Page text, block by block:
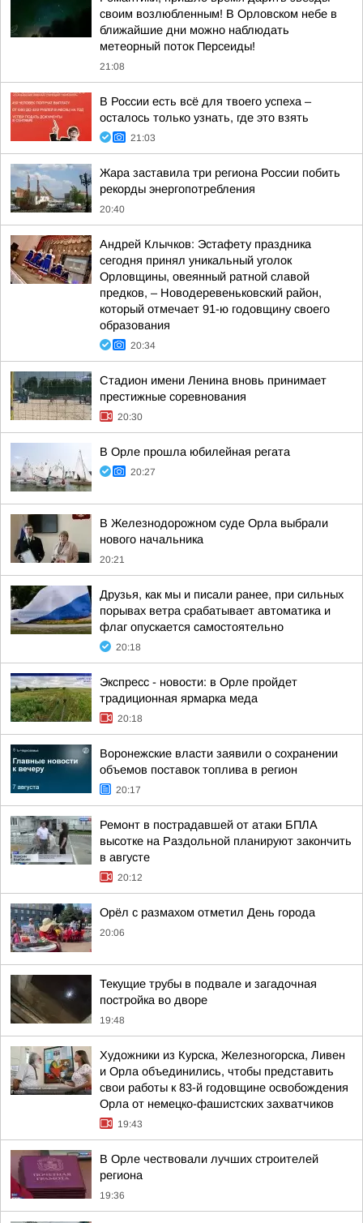
своим возлюбленным! В Орловском небе в
ближайшие дни можно наблюдать
метеорный поток Персеиды!
21:08
В России есть всё для твоего успеха –
осталось только узнать, где это взять
21:03
Жара заставила три региона России побить
рекорды энергопотребления
20:40
Андрей Клычков: Эстафету праздника
сегодня принял уникальный уголок
Орловщины, овеянный ратной славой
предков, – Новодеревеньковский район,
который отмечает 91-ю годовщину своего
образования
20:34
Стадион имени Ленина вновь принимает
престижные соревнования
20:30
В Орле прошла юбилейная регата
20:27
В Железнодорожном суде Орла выбрали
нового начальника
20:21
Друзья, как мы и писали ранее, при сильных
порывах ветра срабатывает автоматика и
флаг опускается самостоятельно
20:18
Экспресс - новости: в Орле пройдет
традиционная ярмарка меда
20:18
Воронежские власти заявили о сохранении
объемов поставок топлива в регион
20:17
Ремонт в пострадавшей от атаки БПЛА
высотке на Раздольной планируют закончить
в августе
20:12
Орёл с размахом отметил День города
20:06
Текущие трубы в подвале и загадочная
постройка во дворе
19:48
Художники из Курска, Железногорска, Ливен
и Орла объединились, чтобы представить
свои работы к 83-й годовщине освобождения
Орла от немецко-фашистских захватчиков
19:43
В Орле чествовали лучших строителей
региона
19:36